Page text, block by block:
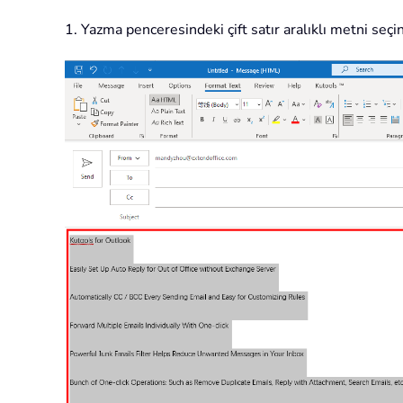
1. Yazma penceresindeki çift satır aralıklı metni